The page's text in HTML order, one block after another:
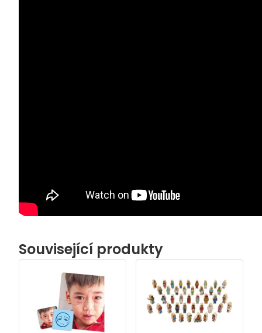
Související produkty